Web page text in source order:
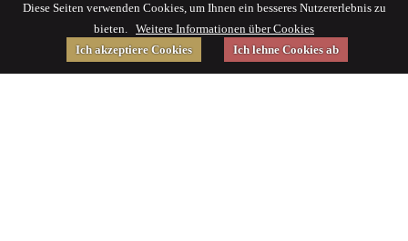
Diese Seiten verwenden Cookies, um Ihnen ein besseres Nutzererlebnis zu
bieten. Weitere Informationen über Cookies
Ich akzeptiere Cookies
Ich lehne Cookies ab